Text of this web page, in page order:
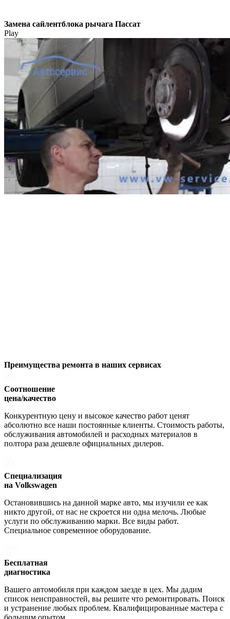
Замена сайлентблока рычага Пассат
Play
Преимущества ремонта в наших сервисах
Соотношение
цена/качество
Конкурентную цену и высокое качество работ ценят
абсолютно все наши постоянные клиенты. Стоимость работы,
обслуживания автомобилей и расходных материалов в
полтора раза дешевле официальных дилеров.
Специализация
на Volkswagen
Остановившись на данной марке авто, мы изучили ее как
никто другой, от нас не скроется ни одна мелочь. Любые
услуги по обслуживанию марки. Все виды работ.
Специальное современное оборудование.
Бесплатная
диагностика
Вашего автомобиля при каждом заезде в цех. Мы дадим
список неисправностей, вы решите что ремонтировать. Поиск
и устранение любых проблем. Квалифицированные мастера с
большим опытом.